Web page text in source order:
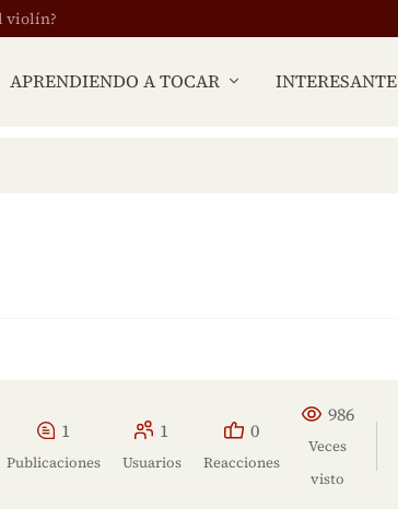
violín?
APRENDIENDO A TOCAR INTERESANTE
1
Publicaciones
1
Usuarios
0
Reacciones
986
Veces
visto